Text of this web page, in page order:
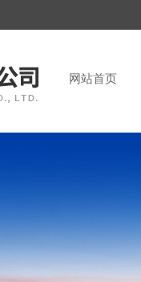
网站首页